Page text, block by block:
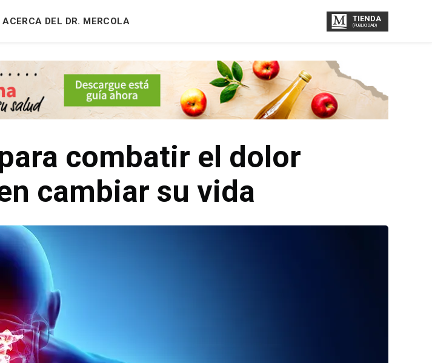
ACERCA DEL DR. MERCOLA TIENDA
(PUBLICIDAD)
combatir el dolor
cambiar su vida